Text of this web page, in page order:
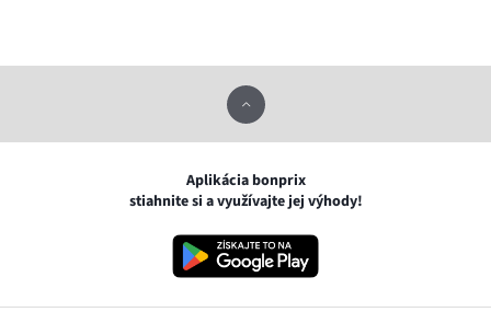
Aplikácia bonprix
stiahnite si a využívajte jej výhody!